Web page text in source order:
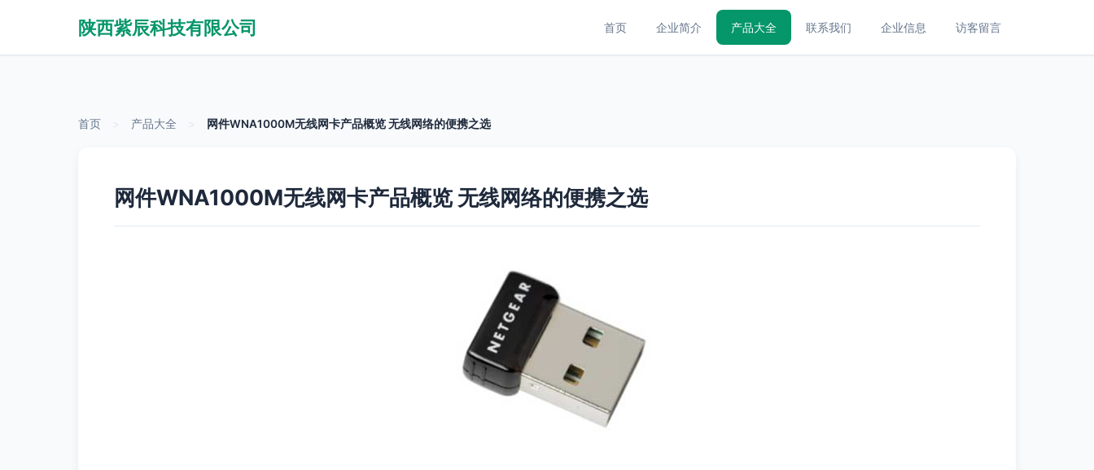
陕西紫辰科技有限公司 首页 企业简介 产品大全 联系我们 企业信息 访客留言
首页 产品大全 网件WNA1000M无线网卡产品概览 无线网络的便携之选
网件WNA1000M无线网卡产品概览 无线网络的便携之选